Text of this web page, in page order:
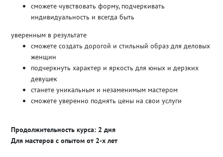
сможете чувствовать форму, подчеркивать
индивидуальность и всегда быть
уверенным в результате
сможете создать дорогой и стильный образ для деловых
женщин
подчеркнуть характер и яркость для юных и дерзких
девушек
станете уникальным и незаменимым мастером
сможете уверенно поднять цены на свои услуги
Продолжительность курса: 2 дня
Для мастеров с опытом от 2-х лет